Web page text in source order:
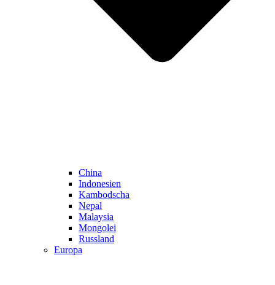
China
Indonesien
Kambodscha
Nepal
Malaysia
Mongolei
Russland
Europa